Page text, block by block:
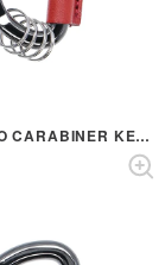
OROBIANCO CARABINER KEYRING ORKYー004 RD （RED）